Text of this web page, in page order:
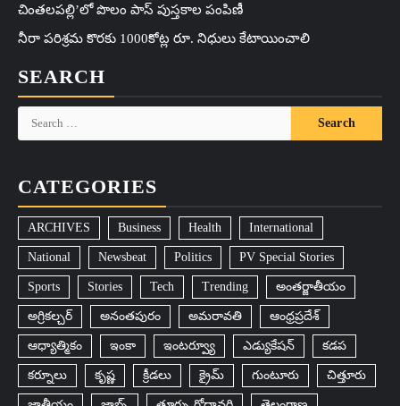
చింతలపల్లి’లో పొలం పాస్ పుస్తకాల పంపిణీ
నీరా పరిశ్రమ కొరకు 1000కోట్ల రూ. నిధులు కేటాయించాలి
SEARCH
Search
for:
CATEGORIES
ARCHIVES Business Health International
National Newsbeat Politics PV Special Stories
Sports Stories Tech Trending అంతర్జాతీయం
అగ్రికల్చర్ అనంతపురం అమరావతి ఆంధ్రప్రదేశ్
ఆధ్యాత్మికం ఇంకా ఇంటర్వ్యూ ఎడ్యుకేషన్ కడప
కర్నూలు కృష్ణ క్రీడలు క్రైమ్ గుంటూరు చిత్తూరు